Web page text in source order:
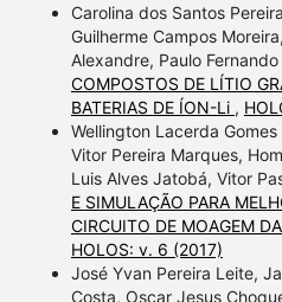
Carolina dos Santos
Guilherme Campos
Alexandre, Paulo
COMPOSTOS DE LÍTIO
BATERIAS DE ÍON-Li ,
Wellington Lacerda
Vitor Pereira Marques,
Luis Alves Jatobá, Vitor
E SIMULAÇÃO PARA
CIRCUITO DE MOAGEM
HOLOS: v. 6 (2017)
José Yvan Pereira Leite,
Costa, Oscar Jesus